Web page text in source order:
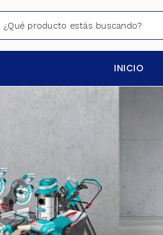
INICIO